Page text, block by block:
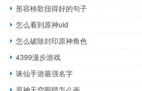
形容秧歌扭得好的句子
怎么看到原神uid
怎么破除封印原神角色
4399漫步游戏
诛仙手游最强名字